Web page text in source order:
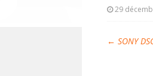
29
← SONY